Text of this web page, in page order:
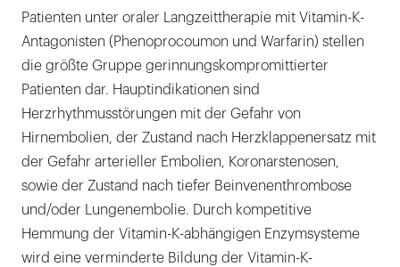
Patienten unter oraler Langzeittherapie mit Vitamin-K-
Antagonisten (Phenoprocoumon und Warfarin) stellen
die größte Gruppe gerinnungskompromittierter
Patienten dar. Hauptindikationen sind
Herzrhythmusstörungen mit der Gefahr von
Hirnembolien, der Zustand nach Herzklappenersatz mit
der Gefahr arterieller Embolien, Koronarstenosen,
sowie der Zustand nach tiefer Beinvenenthrombose
und/oder Lungenembolie. Durch kompetitive
Hemmung der Vitamin-K-abhängigen Enzymsysteme
wird eine verminderte Bildung der Vitamin-K-